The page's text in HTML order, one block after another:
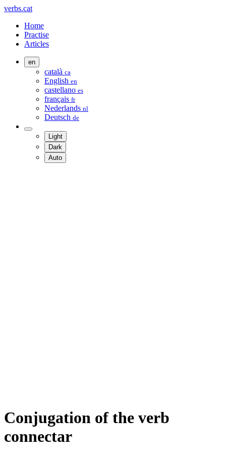
verbs.cat
Home
Practise
Articles
en
català ca
English en
castellano es
français fr
Nederlands nl
Deutsch de
Light
Dark
Auto
Conjugation of the verb
connectar